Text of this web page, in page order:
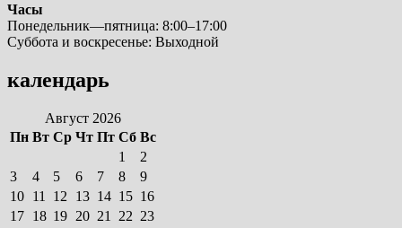
Часы
Понедельник—пятница: 8:00–17:00
Суббота и воскресенье: Выходной
календарь
Август 2026
Пн Вт Ср Чт Пт Сб Вс
1
2
3
4 5 6 7 8
9
10 11 12 13 14 15 16
17 18 19 20 21 22 23